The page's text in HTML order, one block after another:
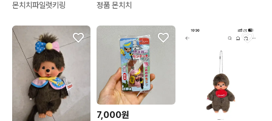
몬치치파일럿키링 정품 몬치치
7,000원